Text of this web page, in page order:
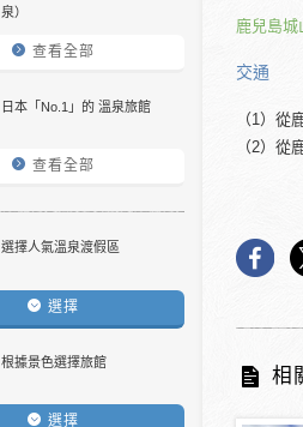
泉）
查看全部
日本「No.1」的 溫泉旅館
查看全部
選擇人氣溫泉渡假區
選擇
根據景色選擇旅館
選擇
鹿兒島城
交通
（1）從
（2）從
相